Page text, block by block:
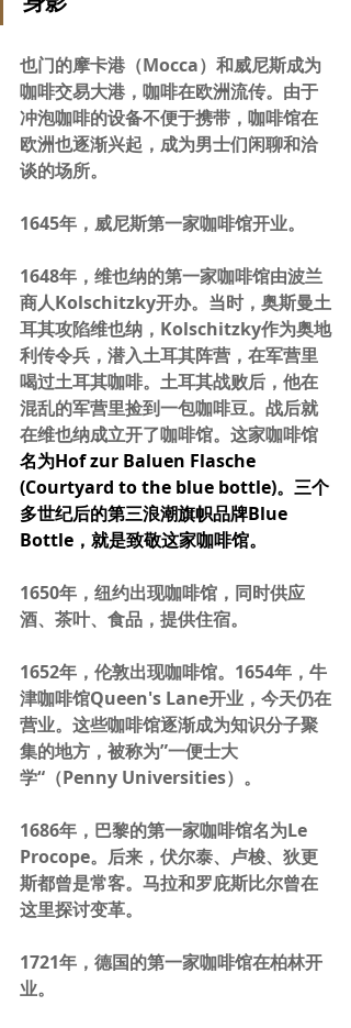
也门的摩卡港（Mocca）和威尼斯成为
咖啡交易大港，咖啡在欧洲流传。由于
冲泡咖啡的设备不便于携带，咖啡馆在
欧洲也逐渐兴起，成为男士们闲聊和洽
谈的场所。
1645年，威尼斯第一家咖啡馆开业。
1648年，维也纳的第一家咖啡馆由波兰
商人Kolschitzky开办。当时，奥斯曼土
耳其攻陷维也纳，Kolschitzky作为奥地
利传令兵，潜入土耳其阵营，在军营里
喝过土耳其咖啡。土耳其战败后，他在
混乱的军营里捡到一包咖啡豆。战后就
在维也纳成立开了咖啡馆。这家咖啡馆
名为Hof zur Baluen Flasche
(Courtyard to the blue bottle)。三个
多世纪后的第三浪潮旗帜品牌Blue
Bottle，就是致敬这家咖啡馆。
1650年，纽约出现咖啡馆，同时供应
酒、茶叶、食品，提供住宿。
1652年，伦敦出现咖啡馆。1654年，牛
津咖啡馆Queen's Lane开业，今天仍在
营业。这些咖啡馆逐渐成为知识分子聚
集的地方，被称为”一便士大
学“（Penny Universities）。
1686年，巴黎的第一家咖啡馆名为Le
Procope。后来，伏尔泰、卢梭、狄更
斯都曾是常客。马拉和罗庇斯比尔曾在
这里探讨变革。
1721年，德国的第一家咖啡馆在柏林开
业。